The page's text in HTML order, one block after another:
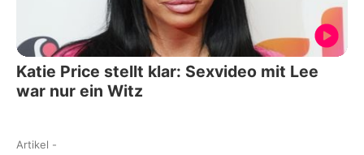
Katie Price stellt klar: Sexvideo mit Lee
war nur ein Witz
Artikel -